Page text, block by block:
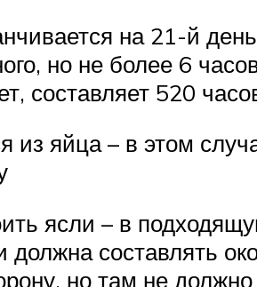
на 21-й
но не более 6
составляет 520
яйца – в этом
ясли – в
составлять
но там не